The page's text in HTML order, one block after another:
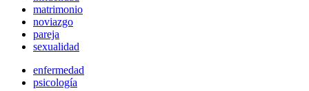
matrimonio
noviazgo
pareja
sexualidad
enfermedad
psicología